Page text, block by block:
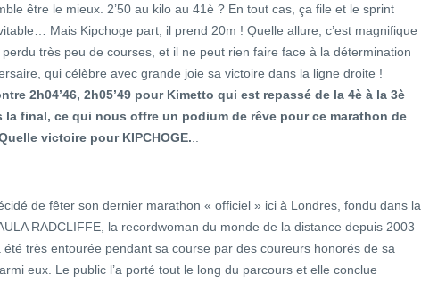
être le mieux. 2’50 au kilo au 41è ? En tout cas, ça file et le sprint
Mais Kipchoge part, il prend 20m ! Quelle allure, c’est magnifique
perdu très peu de courses, et il ne peut rien faire face à la détermination
qui célèbre avec grande joie sa victoire dans la ligne droite !
2h04’46, 2h05’49 pour Kimetto qui est repassé de la 4è à la 3è
la final, ce qui nous offre un podium de rêve pour ce marathon de
victoire pour KIPCHOGE.
de fêter son dernier marathon « officiel » ici à Londres, fondu dans la
RADCLIFFE, la recordwoman du monde de la distance depuis 2003
été très entourée pendant sa course par des coureurs honorés de sa
eux. Le public l’a porté tout le long du parcours et elle conclue